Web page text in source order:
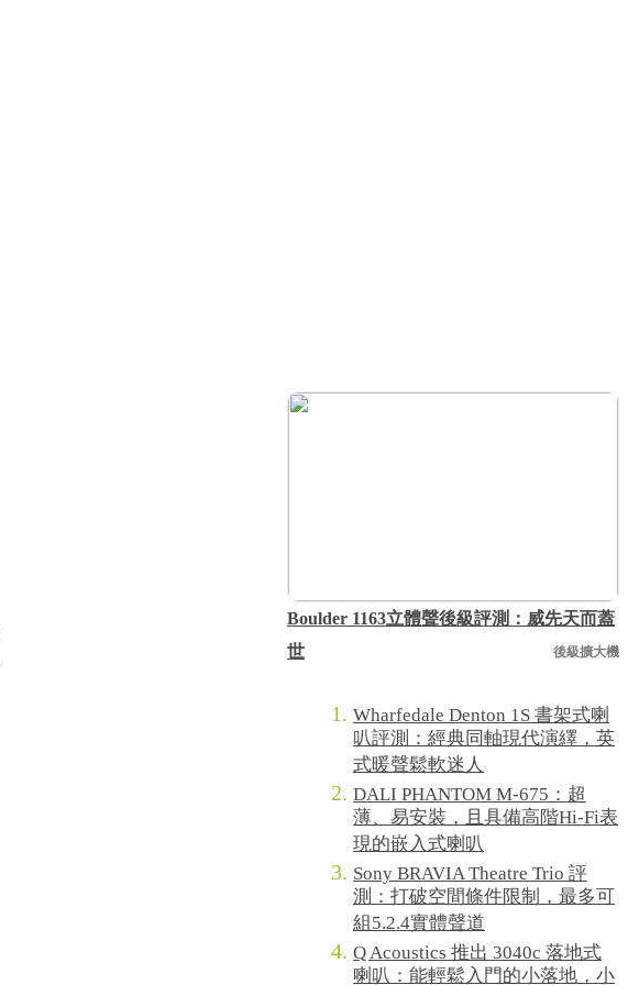
Boulder 1163立體聲後級評測：威先天而蓋
世
後級擴大機
Wharfedale Denton 1S 書架式喇
叭評測：經典同軸現代演繹，英
式暖聲鬆軟迷人
DALI PHANTOM M-675：超
薄、易安裝，且具備高階Hi-Fi表
現的嵌入式喇叭
Sony BRAVIA Theatre Trio 評
測：打破空間條件限制，最多可
組5.2.4實體聲道
Q Acoustics 推出 3040c 落地式
喇叭：能輕鬆入門的小落地，小